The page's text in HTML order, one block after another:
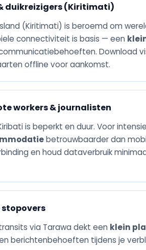
duikreizigers (Kiritimati)
(Kiritimati) is beroemd om
connectiviteit is basis — een
Download
offline voor aankomst.
workers & journalisten
is beperkt en duur. Voor
betrouwbaarder dan
en houd dataverbruik
stopovers
via Tarawa dekt een klein
berichtenbehoeften tijdens je